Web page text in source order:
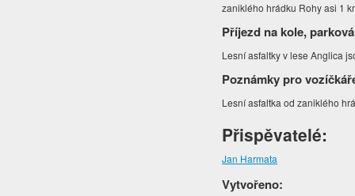
zaniklého hrádku Rohy asi 1
Příjezd na kole,
Lesní asfaltky v lese Anglica
Poznámky pro
Lesní asfaltka od zaniklého
Přispěvatelé:
Jan Harmata
Vytvořeno: